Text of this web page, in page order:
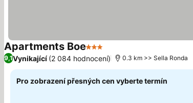
Apartments Boe3 Počet hvězdiček
9,1Vynikající (2 084 hodnocení) 0.3 km >> Sella Ronda
Pro zobrazení přesných cen vyberte termín